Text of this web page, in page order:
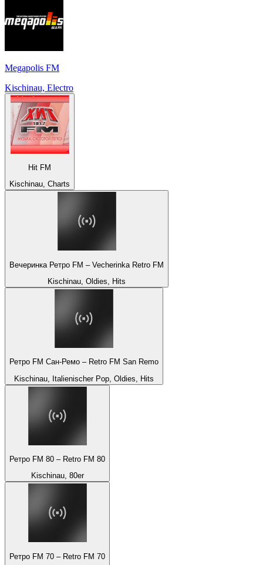
Megapolis FM
Kischinau, Electro
Hit FM
Kischinau, Charts
Вечеринка Ретро FM – Vecherinka Retro FM
Kischinau, Oldies, Hits
Ретро FM Сан-Ремо – Retro FM San Remo
Kischinau, Italienischer Pop, Oldies, Hits
Ретро FM 80 – Retro FM 80
Kischinau, 80er
Ретро FM 70 – Retro FM 70